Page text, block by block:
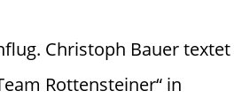
Christoph Bauer textet
Rottensteiner“ in